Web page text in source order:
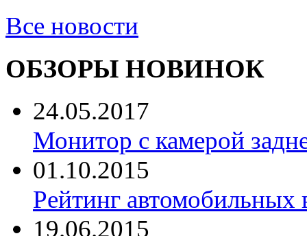
Все новости
ОБЗОРЫ НОВИНОК
24.05.2017
Монитор с камерой
01.10.2015
Рейтинг автомобильных
19.06.2015